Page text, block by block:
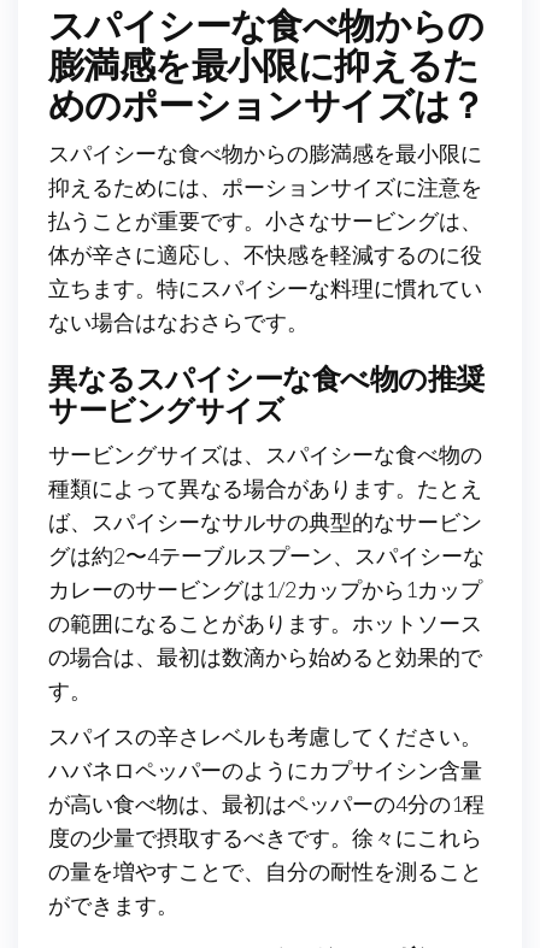
スパイシーな食べ物からの
膨満感を最小限に抑えるた
めのポーションサイズは？
スパイシーな食べ物からの膨満感を最小限に
抑えるためには、ポーションサイズに注意を
払うことが重要です。小さなサービングは、
体が辛さに適応し、不快感を軽減するのに役
立ちます。特にスパイシーな料理に慣れてい
ない場合はなおさらです。
異なるスパイシーな食べ物の推奨
サービングサイズ
サービングサイズは、スパイシーな食べ物の
種類によって異なる場合があります。たとえ
ば、スパイシーなサルサの典型的なサービン
グは約2〜4テーブルスプーン、スパイシーな
カレーのサービングは1/2カップから1カップ
の範囲になることがあります。ホットソース
の場合は、最初は数滴から始めると効果的で
す。
スパイスの辛さレベルも考慮してください。
ハバネロペッパーのようにカプサイシン含量
が高い食べ物は、最初はペッパーの4分の1程
度の少量で摂取するべきです。徐々にこれら
の量を増やすことで、自分の耐性を測ること
ができます。